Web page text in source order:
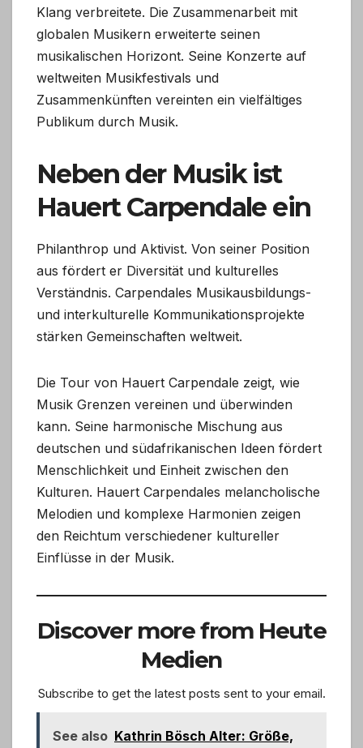
Klang verbreitete. Die Zusammenarbeit mit
globalen Musikern erweiterte seinen
musikalischen Horizont. Seine Konzerte auf
weltweiten Musikfestivals und
Zusammenkünften vereinten ein vielfältiges
Publikum durch Musik.
Neben der Musik ist
Hauert Carpendale ein
Philanthrop und Aktivist. Von seiner Position
aus fördert er Diversität und kulturelles
Verständnis. Carpendales Musikausbildungs-
und interkulturelle Kommunikationsprojekte
stärken Gemeinschaften weltweit.
Die Tour von Hauert Carpendale zeigt, wie
Musik Grenzen vereinen und überwinden
kann. Seine harmonische Mischung aus
deutschen und südafrikanischen Ideen fördert
Menschlichkeit und Einheit zwischen den
Kulturen. Hauert Carpendales melancholische
Melodien und komplexe Harmonien zeigen
den Reichtum verschiedener kultureller
Einflüsse in der Musik.
Discover more from Heute
Medien
Subscribe to get the latest posts sent to your email.
See also Kathrin Bösch Alter: Größe,